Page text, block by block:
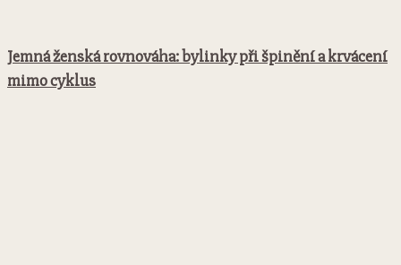
Jemná ženská rovnováha: bylinky při špinění a krvácení
mimo cyklus